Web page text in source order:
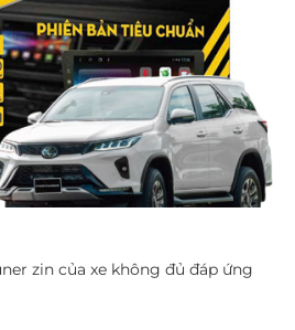
zin của xe không đủ đáp ứng